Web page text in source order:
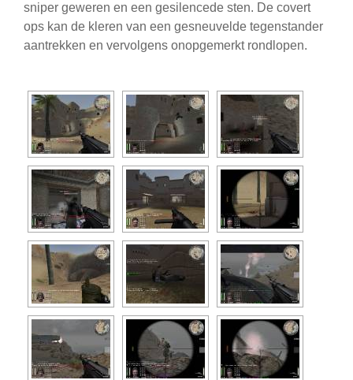
sniper geweren en een gesilencede sten. De covert
ops kan de kleren van een gesneuvelde tegenstander
aantrekken en vervolgens onopgemerkt rondlopen.